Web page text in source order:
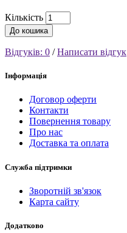
Кількість
До кошика
Відгуків: 0 /Написати відгук
Інформація
Договор оферти
Контакти
Повернення товару
Про нас
Доставка та оплата
Служба підтримки
Зворотній зв'язок
Карта сайту
Додатково